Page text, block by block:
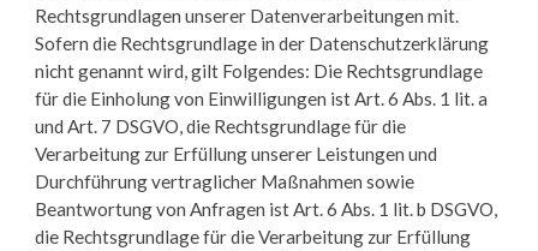
Rechtsgrundlagen unserer Datenverarbeitungen mit.
Sofern die Rechtsgrundlage in der Datenschutzerklärung
nicht genannt wird, gilt Folgendes: Die Rechtsgrundlage
für die Einholung von Einwilligungen ist Art. 6 Abs. 1 lit. a
und Art. 7 DSGVO, die Rechtsgrundlage für die
Verarbeitung zur Erfüllung unserer Leistungen und
Durchführung vertraglicher Maßnahmen sowie
Beantwortung von Anfragen ist Art. 6 Abs. 1 lit. b DSGVO,
die Rechtsgrundlage für die Verarbeitung zur Erfüllung